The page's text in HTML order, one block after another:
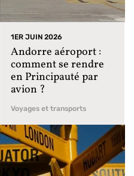
1ER JUIN 2026
Andorre aéroport :
comment se rendre
en Principauté par
avion ?
Voyages et transports